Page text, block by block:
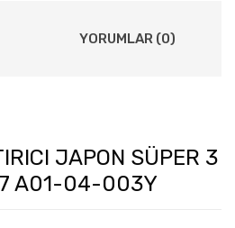
YORUMLAR (0)
JAPON SÜPER 3
A01-04-003Y